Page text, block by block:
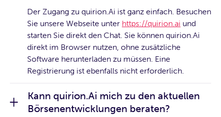
Der Zugang zu quirion.Ai ist ganz einfach. Besuchen
Sie unsere Webseite unter https://quirion.ai und
starten Sie direkt den Chat. Sie können quirion.Ai
direkt im Browser nutzen, ohne zusätzliche
Software herunterladen zu müssen. Eine
Registrierung ist ebenfalls nicht erforderlich.
Kann quirion.Ai mich zu den aktuellen
Börsenentwicklungen beraten?